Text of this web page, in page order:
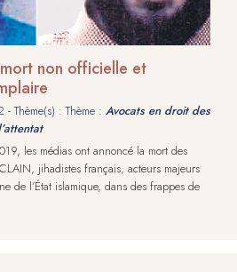
non officielle et
- Thème(s) : Thème : Avocats en droit des
les médias ont annoncé la mort des
jihadistes français, acteurs majeurs
de l’État islamique, dans des frappes de